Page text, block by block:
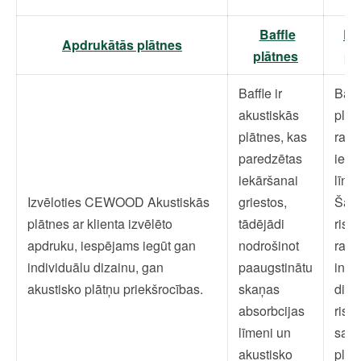
Apdrukātās plātnes
Baffle
plātnes
Izvēloties CEWOOD Akustiskās
plātnes ar klienta izvēlēto
apdruku, iespējams iegūt gan
individuālu dizainu, gan
akustisko plātņu priekšrocības.
Baffle ir
akustiskās
plātnes, kas
paredzētas
iekāršanai
griestos,
tādējādi
nodrošinot
paaugstinātu
skaņas
absorbcijas
līmeni un
akustisko
rada